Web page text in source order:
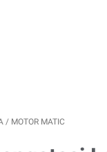
/ MOTOR MATIC